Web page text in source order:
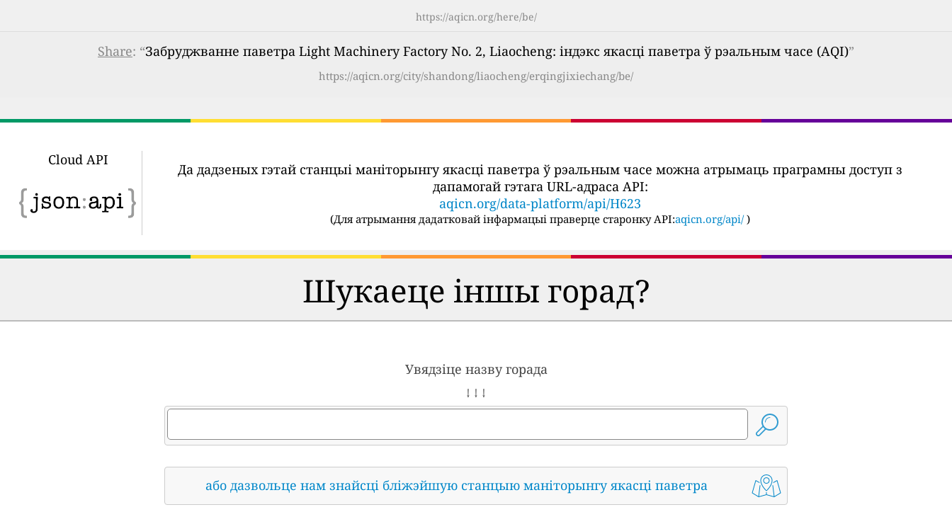
https://aqicn.org/here/be/
Share: “Забруджванне паветра Light Machinery Factory No. 2, Liaocheng: індэкс якасці паветра ў рэальным часе (AQI)”
https://aqicn.org/city/shandong/liaocheng/erqingjixiechang/be/
Cloud API
Да дадзеных гэтай станцыі маніторынгу якасці паветра ў рэальным часе можна атрымаць праграмны доступ з
дапамогай гэтага URL-адраса API:
aqicn.org/data-platform/api/H623
(Для атрымання дадатковай інфармацыі праверце старонку API:aqicn.org/api/ )
Шукаеце іншы горад?
Увядзіце назву горада
↓ ↓ ↓
або дазвольце нам знайсці бліжэйшую станцыю маніторынгу якасці паветра